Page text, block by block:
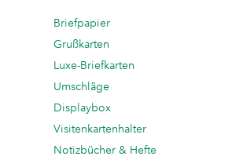
Briefpapier
Grußkarten
Luxe-Briefkarten
Umschläge
Displaybox
Visitenkartenhalter
Notizbücher & Hefte